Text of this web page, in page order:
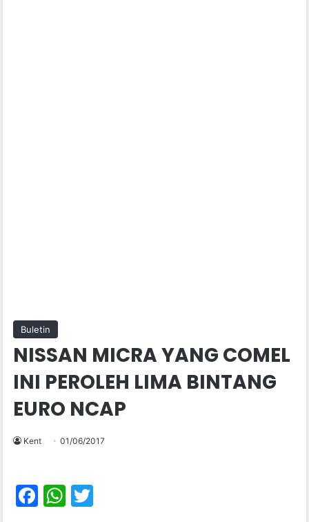
Buletin
NISSAN MICRA YANG COMEL
INI PEROLEH LIMA BINTANG
EURO NCAP
Kent 01/06/2017
F
W